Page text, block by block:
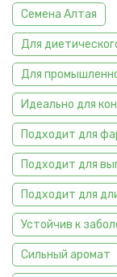
Семена Алтая
Для
Для
Идеально для
Подходит для
Подходит для
Подходит для
Устойчив к
Сильный аромат